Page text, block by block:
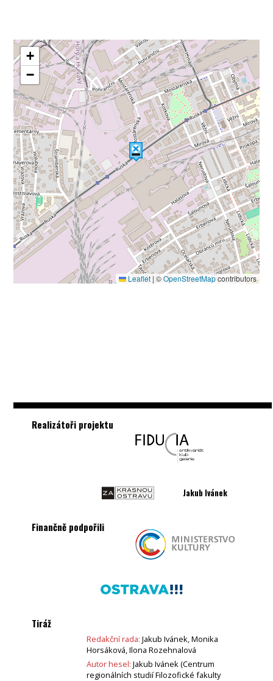
+
−
Leaflet |©OpenStreetMapcontributors
Realizátoři projektu
Jakub Ivánek
Finančně podpořili
Tiráž
Redakční rada: Jakub Ivánek, Monika
Horsáková, Ilona Rozehnalová
Autor hesel: Jakub Ivánek (Centrum
regionálních studií Filozofické fakulty